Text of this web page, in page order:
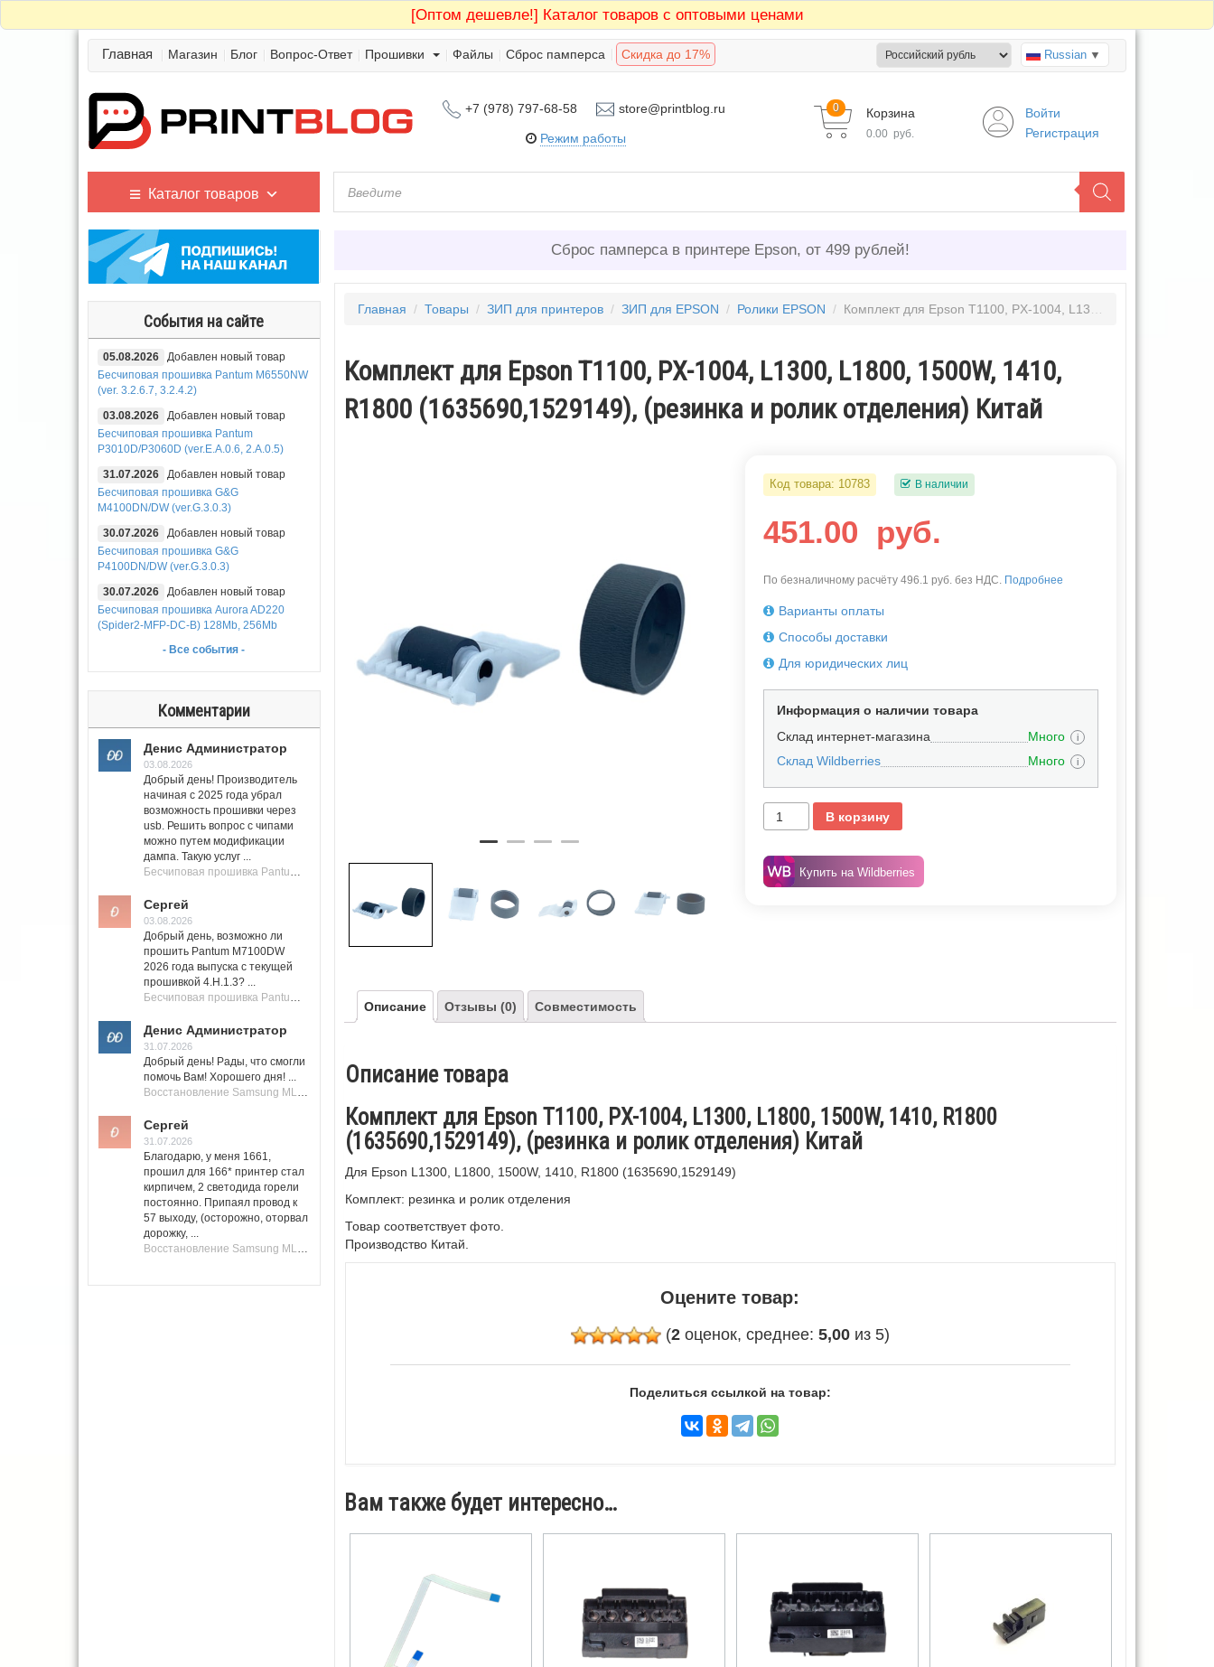
[Оптом дешевле!] Каталог товаров с оптовыми ценами
Главная Магазин Блог Вопрос-Ответ Прошивки Файлы Сброс памперса Скидка до 17% Russian ▼
+7 (978) 797-68-58 store@printblog.ru
Режим работы
Корзина
0
0.00 руб.
Войти
Регистрация
Каталог товаров
События на сайте
05.08.2026
Добавлен новый товар
Бесчиповая прошивка Pantum M6550NW
(ver. 3.2.6.7, 3.2.4.2)
03.08.2026
Добавлен новый товар
Бесчиповая прошивка Pantum
P3010D/P3060D (ver.E.A.0.6, 2.A.0.5)
31.07.2026
Добавлен новый товар
Бесчиповая прошивка G&G
M4100DN/DW (ver.G.3.0.3)
30.07.2026
Добавлен новый товар
Бесчиповая прошивка G&G
P4100DN/DW (ver.G.3.0.3)
30.07.2026
Добавлен новый товар
Бесчиповая прошивка Aurora AD220
(Spider2-MFP-DC-B) 128Mb, 256Mb
- Все события -
Комментарии
Денис Администратор
03.08.2026
Добрый день! Производитель
начиная с 2025 года убрал
возможность прошивки через
usb. Решить вопрос с чипами
можно путем модификации
дампа. Такую услуг ...
Бесчиповая прошивка Pantum M7100 Series (M7100, M7108, M7102, M7103, M7105)
Сергей
03.08.2026
Добрый день, возможно ли
прошить Pantum M7100DW
2026 года выпуска с текущей
прошивкой 4.H.1.3? ...
Бесчиповая прошивка Pantum M7100 Series (M7100, M7108, M7102, M7103, M7105)
Денис Администратор
31.07.2026
Добрый день! Рады, что смогли
помочь Вам! Хорошего дня! ...
Восстановление Samsung ML-1661, ML-1666 после не удачной прошивки.
Сергей
31.07.2026
Благодарю, у меня 1661,
прошил для 166* принтер стал
кирпичем, 2 светодида горели
постоянно. Припаял провод к
57 выходу, (осторожно, оторвал
дорожку, ...
Восстановление Samsung ML-1661, ML-1666 после не удачной прошивки.
Сброс памперса в принтере Epson, от 499 рублей!
Главная / Товары / ЗИП для принтеров/ ЗИП для EPSON / Ролики EPSON / Комплект для Epson T1100, PX-1004, L1300, L1800, 1500W, 1410, R1800 (1635690,1529149), (резинка и ролик отделения) Китай
Комплект для Epson T1100, PX-1004, L1300, L1800, 1500W, 1410,
R1800 (1635690,1529149), (резинка и ролик отделения) Китай
Код товара: 10783 В наличии
451.00 руб.
По безналичному расчёту 496.1 руб. без НДС. Подробнее
Варианты оплаты
Способы доставки
Для юридических лиц
Информация о наличии товара
Склад интернет-магазина
Много i
Склад Wildberries Много i
В корзину
Купить на Wildberries
Описание Отзывы (0) Совместимость
Описание товара
Комплект для Epson T1100, PX-1004, L1300, L1800, 1500W, 1410, R1800
(1635690,1529149), (резинка и ролик отделения) Китай
Для Epson L1300, L1800, 1500W, 1410, R1800 (1635690,1529149)
Комплект: резинка и ролик отделения
Товар соответствует фото.
Производство Китай.
Оцените товар:
(2оценок, среднее: 5,00из 5)
Поделиться ссылкой на товар:
Вам также будет интересно…